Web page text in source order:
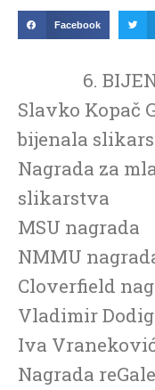
Facebook
6.
Slavko Kopač
bijenala
Nagrada za
slikarstva
MSU nagrada
NMMU
Cloverfield
Vladimir
Iva
Nagrada